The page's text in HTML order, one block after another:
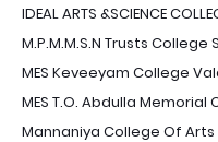
IDEAL ARTS &SCIENCE
M.P.M.M.S.N Trusts College
MES Keveeyam College
MES T.O. Abdulla Memorial
Mannaniya College Of